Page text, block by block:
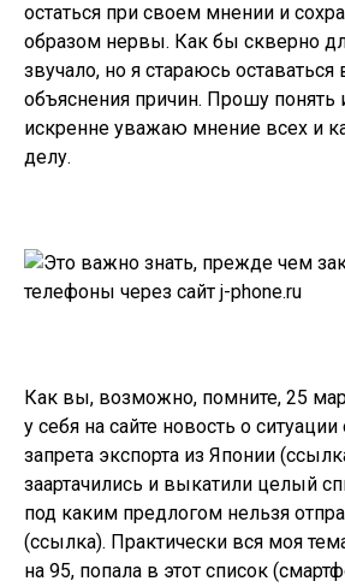
остаться при своем мнении и
образом нервы. Как бы скверно
звучало, но я стараюсь оставаться
объяснения причин. Прошу понять
искренне уважаю мнение всех и
делу.
Как вы, возможно, помните, 25
у себя на сайте новость о ситуации
запрета экспорта из Японии (
заартачились и выкатили целый
под каким предлогом нельзя
(ссылка). Практически вся моя
на 95, попала в этот список